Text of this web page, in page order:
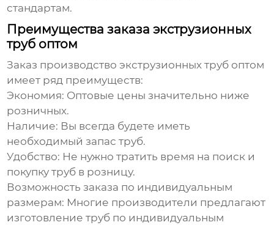
стандартам.
Преимущества заказа экструзионных
труб оптом
Заказ производство экструзионных труб оптом
имеет ряд преимуществ:
Экономия: Оптовые цены значительно ниже
розничных.
Наличие: Вы всегда будете иметь
необходимый запас труб.
Удобство: Не нужно тратить время на поиск и
покупку труб в розницу.
Возможность заказа по индивидуальным
размерам: Многие производители предлагают
изготовление труб по индивидуальным